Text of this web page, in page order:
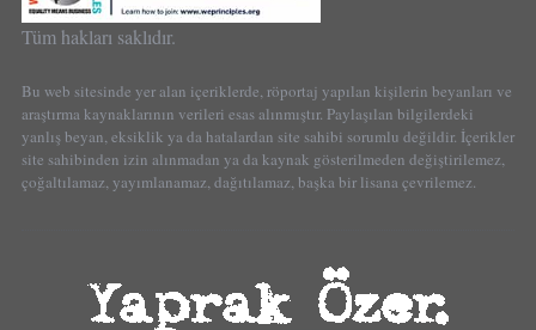
Tüm hakları saklıdır.
Bu web sitesinde yer alan içeriklerde, röportaj yapılan kişilerin beyanları ve
araştırma kaynaklarının verileri esas alınmıştır. Paylaşılan bilgilerdeki
yanlış beyan, eksiklik ya da hatalardan site sahibi sorumlu değildir. İçerikler
site sahibinden izin alınmadan ya da kaynak gösterilmeden değiştirilemez,
çoğaltılamaz, yayımlanamaz, dağıtılamaz, başka bir lisana çevrilemez.